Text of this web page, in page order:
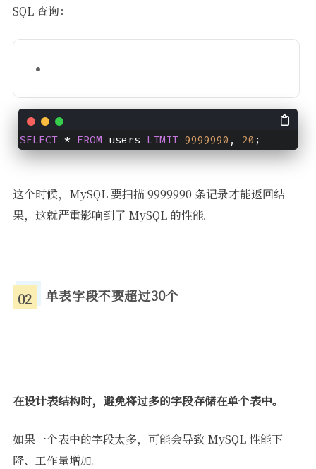
SQL 查询：
SELECT * FROM users LIMIT 9999990 , 20 ;
这个时候，MySQL 要扫描 9999990 条记录才能返回结
果，这就严重影响到了 MySQL 的性能。
02 单表字段不要超过30个
在设计表结构时，避免将过多的字段存储在单个表中。
如果一个表中的字段太多，可能会导致 MySQL 性能下
降、工作量增加。